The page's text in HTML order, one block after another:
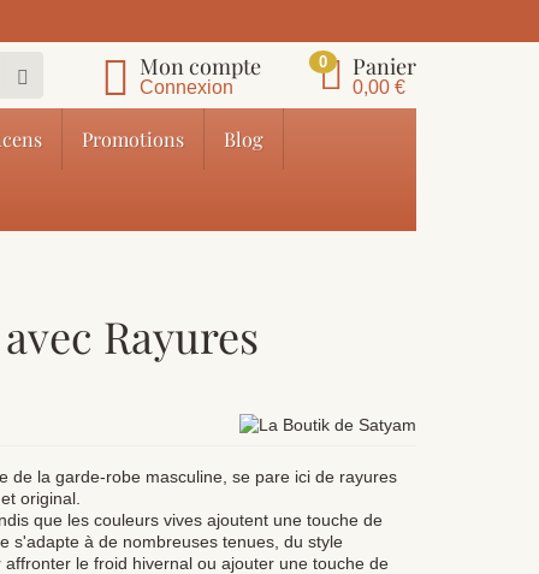
Mon compte
Connexion
0 Panier
0,00 €
Promotions Blog
Rayures
de la garde-robe masculine, se pare ici de rayures
original.
que les couleurs vives ajoutent une touche de
s'adapte à de nombreuses tenues, du style
le froid hivernal ou ajouter une touche de